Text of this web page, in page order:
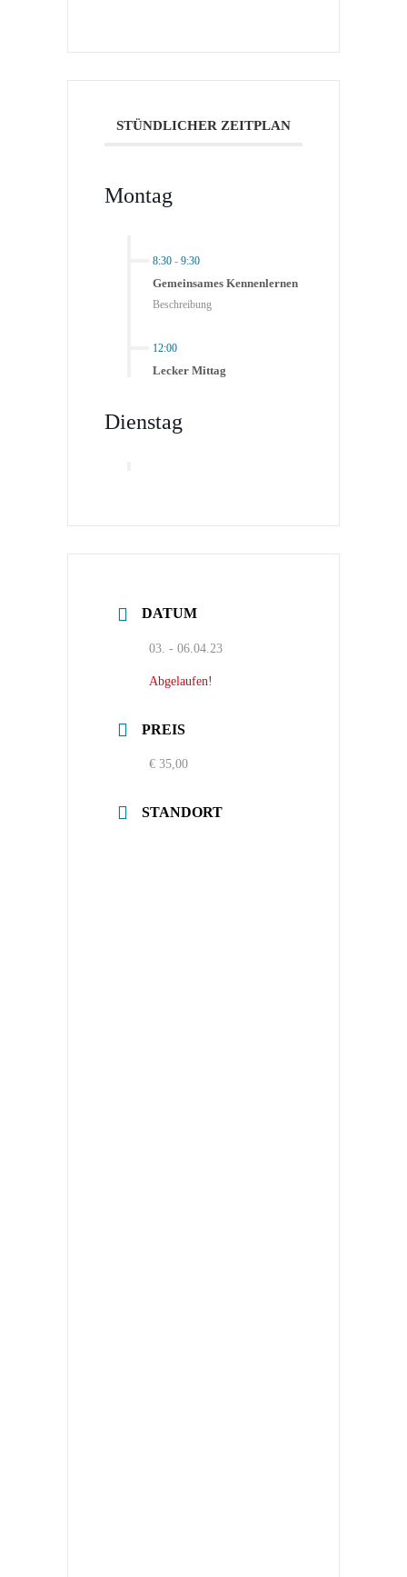
STÜNDLICHER ZEITPLAN
Montag
8:30 - 9:30
Gemeinsames Kennenlernen
Beschreibung
12:00
Lecker Mittag
Dienstag
DATUM
03. - 06.04.23
Abgelaufen!
PREIS
€ 35,00
STANDORT